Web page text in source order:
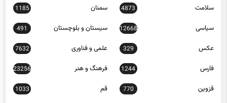
سلامت 4873 سمنان 1185
سیاسی 12668 سیستان و بلوچستان 491
عکس 329 علمی و فناوری 7632
فارس 1244 فرهنگ و هنر 23256
قزوین 770 قم 1033